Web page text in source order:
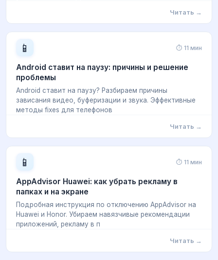
Читать →
📱 ⏱ 11 мин
Android ставит на паузу: причины и решение
проблемы
Android ставит на паузу? Разбираем причины
зависания видео, буферизации и звука. Эффективные
методы fixes для телефонов
Читать →
📱 ⏱ 11 мин
AppAdvisor Huawei: как убрать рекламу в
папках и на экране
Подробная инструкция по отключению AppAdvisor на
Huawei и Honor. Убираем навязчивые рекомендации
приложений, рекламу в п
Читать →